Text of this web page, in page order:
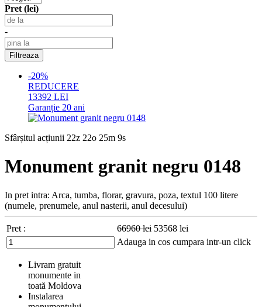
Pret (lei)
-
-20%
REDUCERE
13392 LEI
Garanție 20 ani
Sfârșitul acțiunii 22z 22o 25m 7s
Monument granit negru 0148
In pret intra: Arca, tumba, florar, gravura, poza, textul 100 litere
(numele, prenumele, anul nasterii, anul decesului)
Pret : 66960lei 53568 lei
Adauga in cos cumpara intr-un click
Livram gratuit
monumente in
toată Moldova
Instalarea